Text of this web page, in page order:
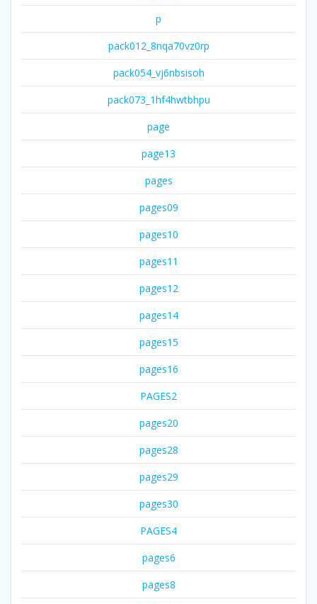
p
pack012_8nqa70vz0rp
pack054_vj6nbsisoh
pack073_1hf4hwtbhpu
page
page13
pages
pages09
pages10
pages11
pages12
pages14
pages15
pages16
PAGES2
pages20
pages28
pages29
pages30
PAGES4
pages6
pages8